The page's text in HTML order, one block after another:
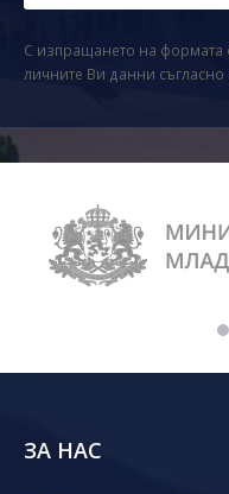
С изпращането на формата
личните Ви данни съгласно
ЗА НАС